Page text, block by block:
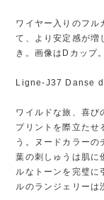
ワイヤー入りのフル
て、より安定感が増
き。画像はDカップ。
Ligne-J37 Danse
ワイルドな旅、喜び
プリントを際立たせ
う。ヌードカラーの
葉の刺しゅうは肌に
ルなトーンを完璧に
ルのランジェリーは